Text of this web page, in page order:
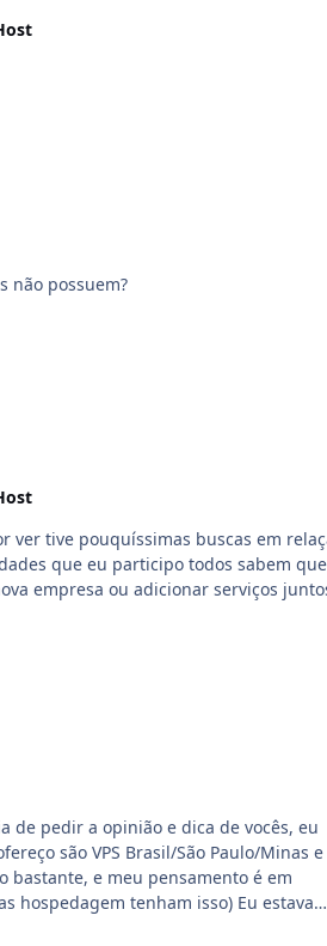
novas não possuem?
ver tive pouquíssimas buscas em
empresa ou adicionar serviços
são VPS Brasil/São Paulo/Minas e
hospedagem tenham isso) Eu estava